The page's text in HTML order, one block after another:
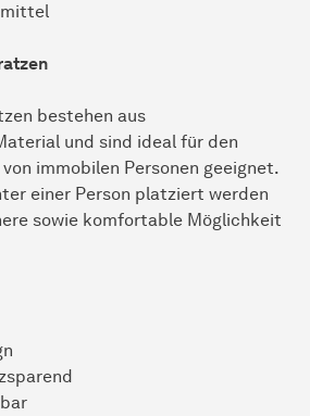
bestehen aus
und sind ideal für den
immobilen Personen geeignet.
einer Person platziert werden
sowie komfortable Möglichkeit